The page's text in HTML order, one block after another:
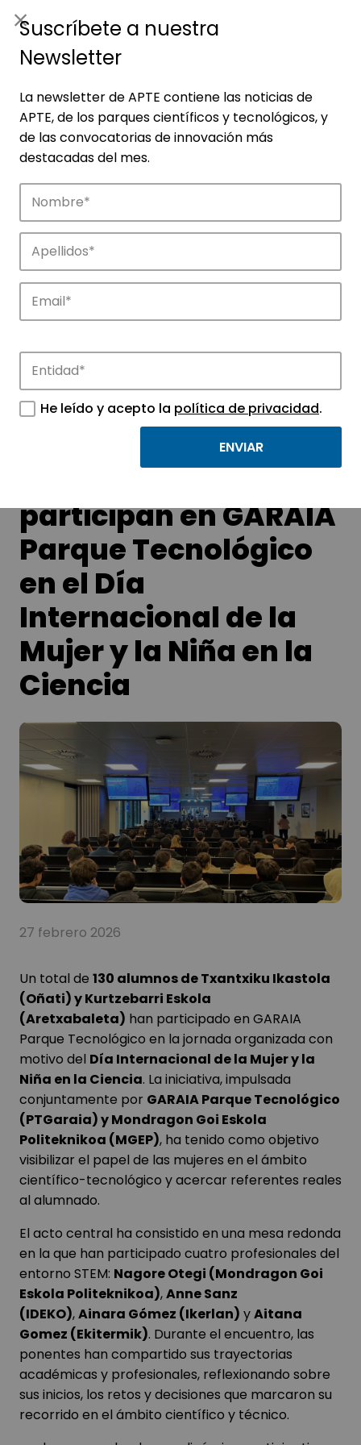
Noticias
APTE y sus parques científicos y
tecnológicos.
130 estudiantes
participan en GARAIA
Parque Tecnológico
en el Día
Internacional de la
Mujer y la Niña en la
Ciencia
27 febrero 2026
Un total de 130 alumnos de Txantxiku Ikastola
(Oñati) y Kurtzebarri Eskola
(Aretxabaleta) han participado en GARAIA
Parque Tecnológico en la jornada organizada con
motivo del Día Internacional de la Mujer y la
Niña en la Ciencia. La iniciativa, impulsada
conjuntamente por GARAIA Parque Tecnológico
(PTGaraia) y Mondragon Goi Eskola
Politeknikoa (MGEP), ha tenido como objetivo
visibilizar el papel de las mujeres en el ámbito
científico-tecnológico y acercar referentes reales
al alumnado.
El acto central ha consistido en una mesa redonda
en la que han participado cuatro profesionales del
entorno STEM: Nagore Otegi (Mondragon Goi
Eskola Politeknikoa),Anne Sanz
(IDEKO),Ainara Gómez (Ikerlan) yAitana
Gomez (Ekitermik). Durante el encuentro, las
ponentes han compartido sus trayectorias
académicas y profesionales, reflexionando sobre
sus inicios, los retos y decisiones que marcaron su
recorrido en el ámbito científico y técnico.
Suscríbete a nuestra
Newsletter
La newsletter de APTE contiene las noticias de
APTE, de los parques científicos y tecnológicos, y
de las convocatorias de innovación más
destacadas del mes.
He leído y acepto la política de privacidad.